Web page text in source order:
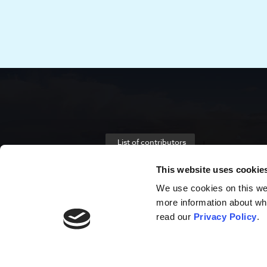
This website uses
We use cookies on this
more information about
read our Privacy Policy.
List of contributors